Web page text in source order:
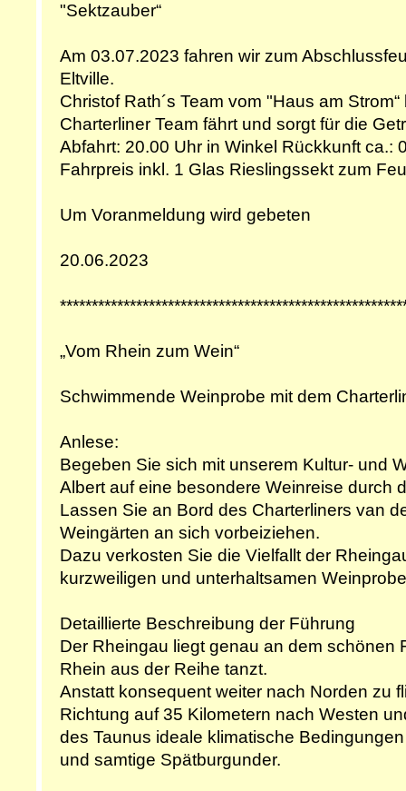
"Sektzauber“
Am 03.07.2023 fahren wir zum
Eltville.
Christof Rath´s Team vom "Haus am
Charterliner Team fährt und sorgt für die
Abfahrt: 20.00 Uhr in Winkel Rückkunft ca.:
Fahrpreis inkl. 1 Glas Rieslingssekt zum
Um Voranmeldung wird gebeten
20.06.2023
„Vom Rhein zum Wein“
Schwimmende Weinprobe mit dem
Anlese:
Begeben Sie sich mit unserem Kultur- und
Albert auf eine besondere Weinreise durch
Lassen Sie an Bord des Charterliners van
Weingärten an sich vorbeiziehen.
Dazu verkosten Sie die Vielfallt der
kurzweiligen und unterhaltsamen
Detaillierte Beschreibung der Führung
Der Rheingau liegt genau an dem schönen
Rhein aus der Reihe tanzt.
Anstatt konsequent weiter nach Norden zu
Richtung auf 35 Kilometern nach Westen
des Taunus ideale klimatische
und samtige Spätburgunder.